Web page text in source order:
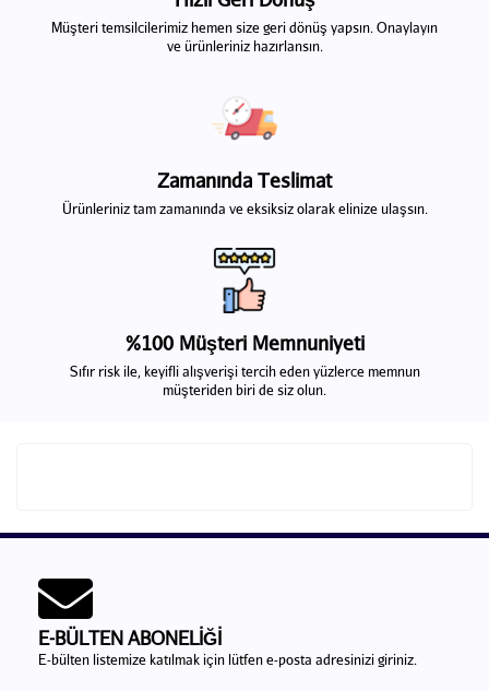
Müşteri temsilcilerimiz hemen size geri dönüş yapsın. Onaylayın
ve ürünleriniz hazırlansın.
Zamanında Teslimat
Ürünleriniz tam zamanında ve eksiksiz olarak elinize ulaşsın.
%100 Müşteri Memnuniyeti
Sıfır risk ile, keyifli alışverişi tercih eden yüzlerce memnun
müşteriden biri de siz olun.
E-BÜLTEN ABONELİĞİ
E-bülten listemize katılmak için lütfen e-posta adresinizi giriniz.